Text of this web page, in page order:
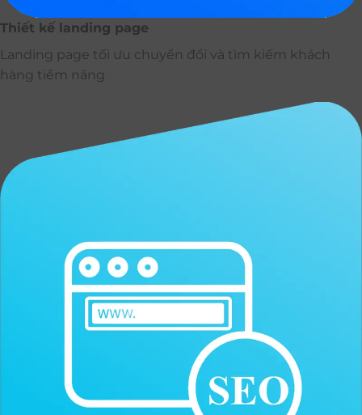
Thiết kế landing page
Landing page tối ưu chuyển đổi và tìm kiếm khách
hàng tiềm năng